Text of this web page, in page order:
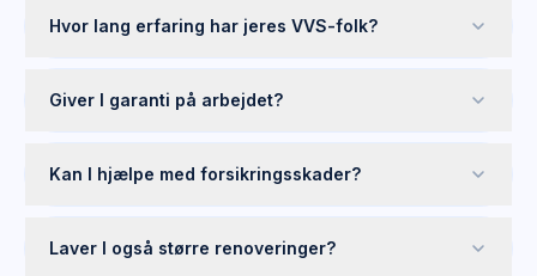
Hvor lang erfaring har jeres VVS-folk?
Giver I garanti på arbejdet?
Kan I hjælpe med forsikringsskader?
Laver I også større renoveringer?